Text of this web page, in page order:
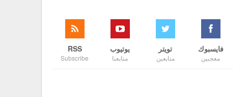
فايسبوك
معجبين
تويتر
متابعين
يوتيوب
متابعنا
RSS
Subscribe